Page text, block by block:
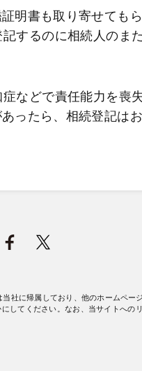
明書も取り寄せても
するのに相続人のま
などで責任能力を喪
ったら、相続登記は
社に帰属しており、他のホームペー
してください。なお、当サイトへの